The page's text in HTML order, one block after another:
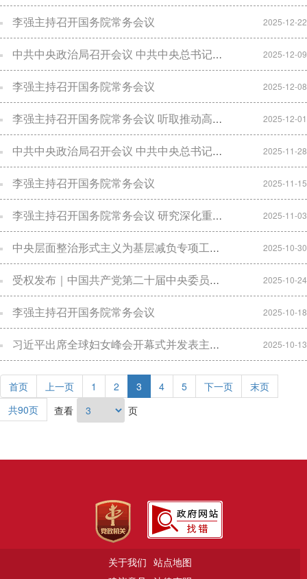
李强主持召开国务院常务会议 2025-12-22
中共中央政治局召开会议 中共中央总书记习近平主持会议 2025-12-09
李强主持召开国务院常务会议 2025-12-08
李强主持召开国务院常务会议 听取推动高质量发展综合督查情况汇报 部署推进基本医疗保险省级统筹工作 审议通过《全民阅读促进条例（草案）》 讨论《中华人民共和国注册会计师法（修正草案）》 2025-12-01
中共中央政治局召开会议 中共中央总书记习近平主持会议 2025-11-28
李强主持召开国务院常务会议 2025-11-15
李强主持召开国务院常务会议 研究深化重点领域改革扩大制度型开放工作 部署加快场景培育和开放推动新场景大规模应用有关举措 审议通过《森林草原防灭火条例（草案）》 2025-11-03
中央层面整治形式主义为基层减负专项工作机制办公室 中央纪委办公厅公开通报2起整治形式主义为基层减负典型问题 2025-10-30
受权发布｜中国共产党第二十届中央委员会第四次全体会议公报 2025-10-24
李强主持召开国务院常务会议 2025-10-18
习近平出席全球妇女峰会开幕式并发表主旨讲话 2025-10-13
首页 上一页 1 2 3 4 5 下一页
末页
共90页
查看 页
关于我们 站点地图